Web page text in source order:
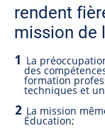
rendent
mission de
La
des
formation
techniques et
La mission
Éducation;